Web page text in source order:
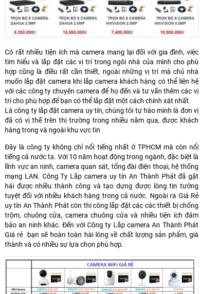
Có rất nhiều tiện ích mà camera mang lại đối với gia đình, việc
tìm hiểu và lắp đặt các vị trí trong ngôi nhà của mình cho phù
hợp cũng là điều rất cần thiết, ngoài những vị trí mà chủ nhà
muốn lắp đặt camera khi lắp camera khách hàng có thể liên hệ
với các công ty chuyên camera để họ đến và tư vấn thêm các vị
trí cho phù hợp để bạn có thể lắp đặt một cách chính xát nhất.
Là công ty lắp đặt camera uy tín, chúng tôi tự hào mình là đơn vị
đã có vị thế trên thị trường trong nhiều năm qua, được khách
hàng trong và ngoài khu vực tin
Đây là công ty không chỉ nổi tiếng nhất ở TPHCM mà còn nổi
tiếng cả nước ta. Với 10 năm hoạt động trong ngành, đặc biệt là
lĩnh vực an ninh, camera quan sát, tổng đài điện thoại, hệ thống
mạng LAN. Công Ty Lắp camera uy tín An Thành Phát đã gặt
hái được nhiều thành công và tạo dựng được lòng tin tưởng
tuyệt đối với nhiều khách hàng trong cả nước. Ngoài ra Giá Rẻ
uy tín An Thành Phát còn thi công lắp đặt các các thiết bị chống
trộm, chuông cửa, camera chuông cửa và nhiều tiện ích đảm
bảo an ninh khác. Đến với Công ty Lắp camera An Thành Phát
Giá rẻ bạn sẽ hoàn toàn hài lòng về chất lượng sản phẩm, giá
thành và có nhiều sự lựa chọn phù hợp.